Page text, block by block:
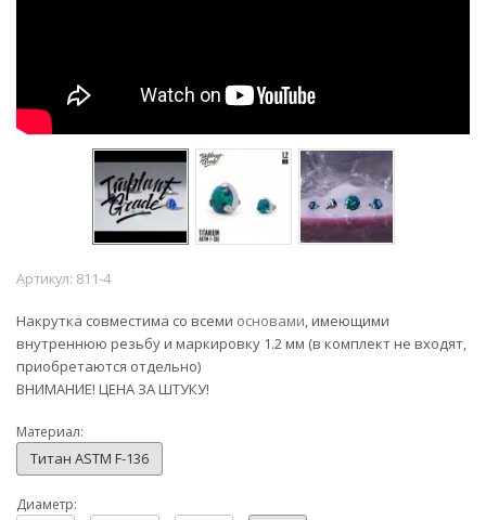
Артикул: 811-4
Накрутка совместима со всеми основами, имеющими
внутреннюю резьбу и маркировку 1.2 мм (в комплект не входят,
приобретаются отдельно)
ВНИМАНИЕ! ЦЕНА ЗА ШТУКУ!
Материал:
Титан ASTM F-136
Диаметр: